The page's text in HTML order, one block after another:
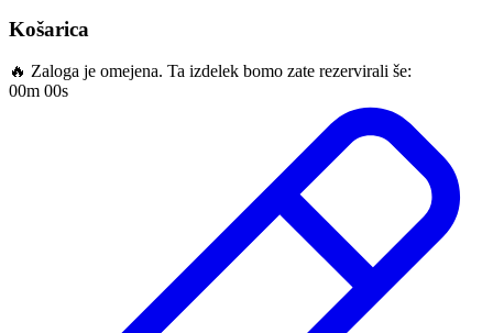
Košarica
🔥 Zaloga je omejena. Ta izdelek bomo zate rezervirali še:
00m 00s